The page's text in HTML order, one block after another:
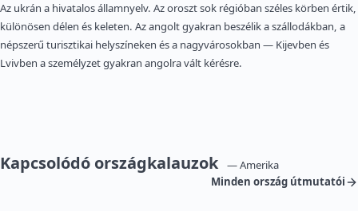
Az ukrán a hivatalos államnyelv. Az oroszt sok régióban széles körben értik,
különösen délen és keleten. Az angolt gyakran beszélik a szállodákban, a
népszerű turisztikai helyszíneken és a nagyvárosokban — Kijevben és
Lvivben a személyzet gyakran angolra vált kérésre.
Kapcsolódó országkalauzok
— Amerika
Minden ország útmutatói